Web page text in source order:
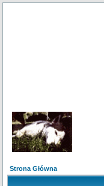
Strona Główna